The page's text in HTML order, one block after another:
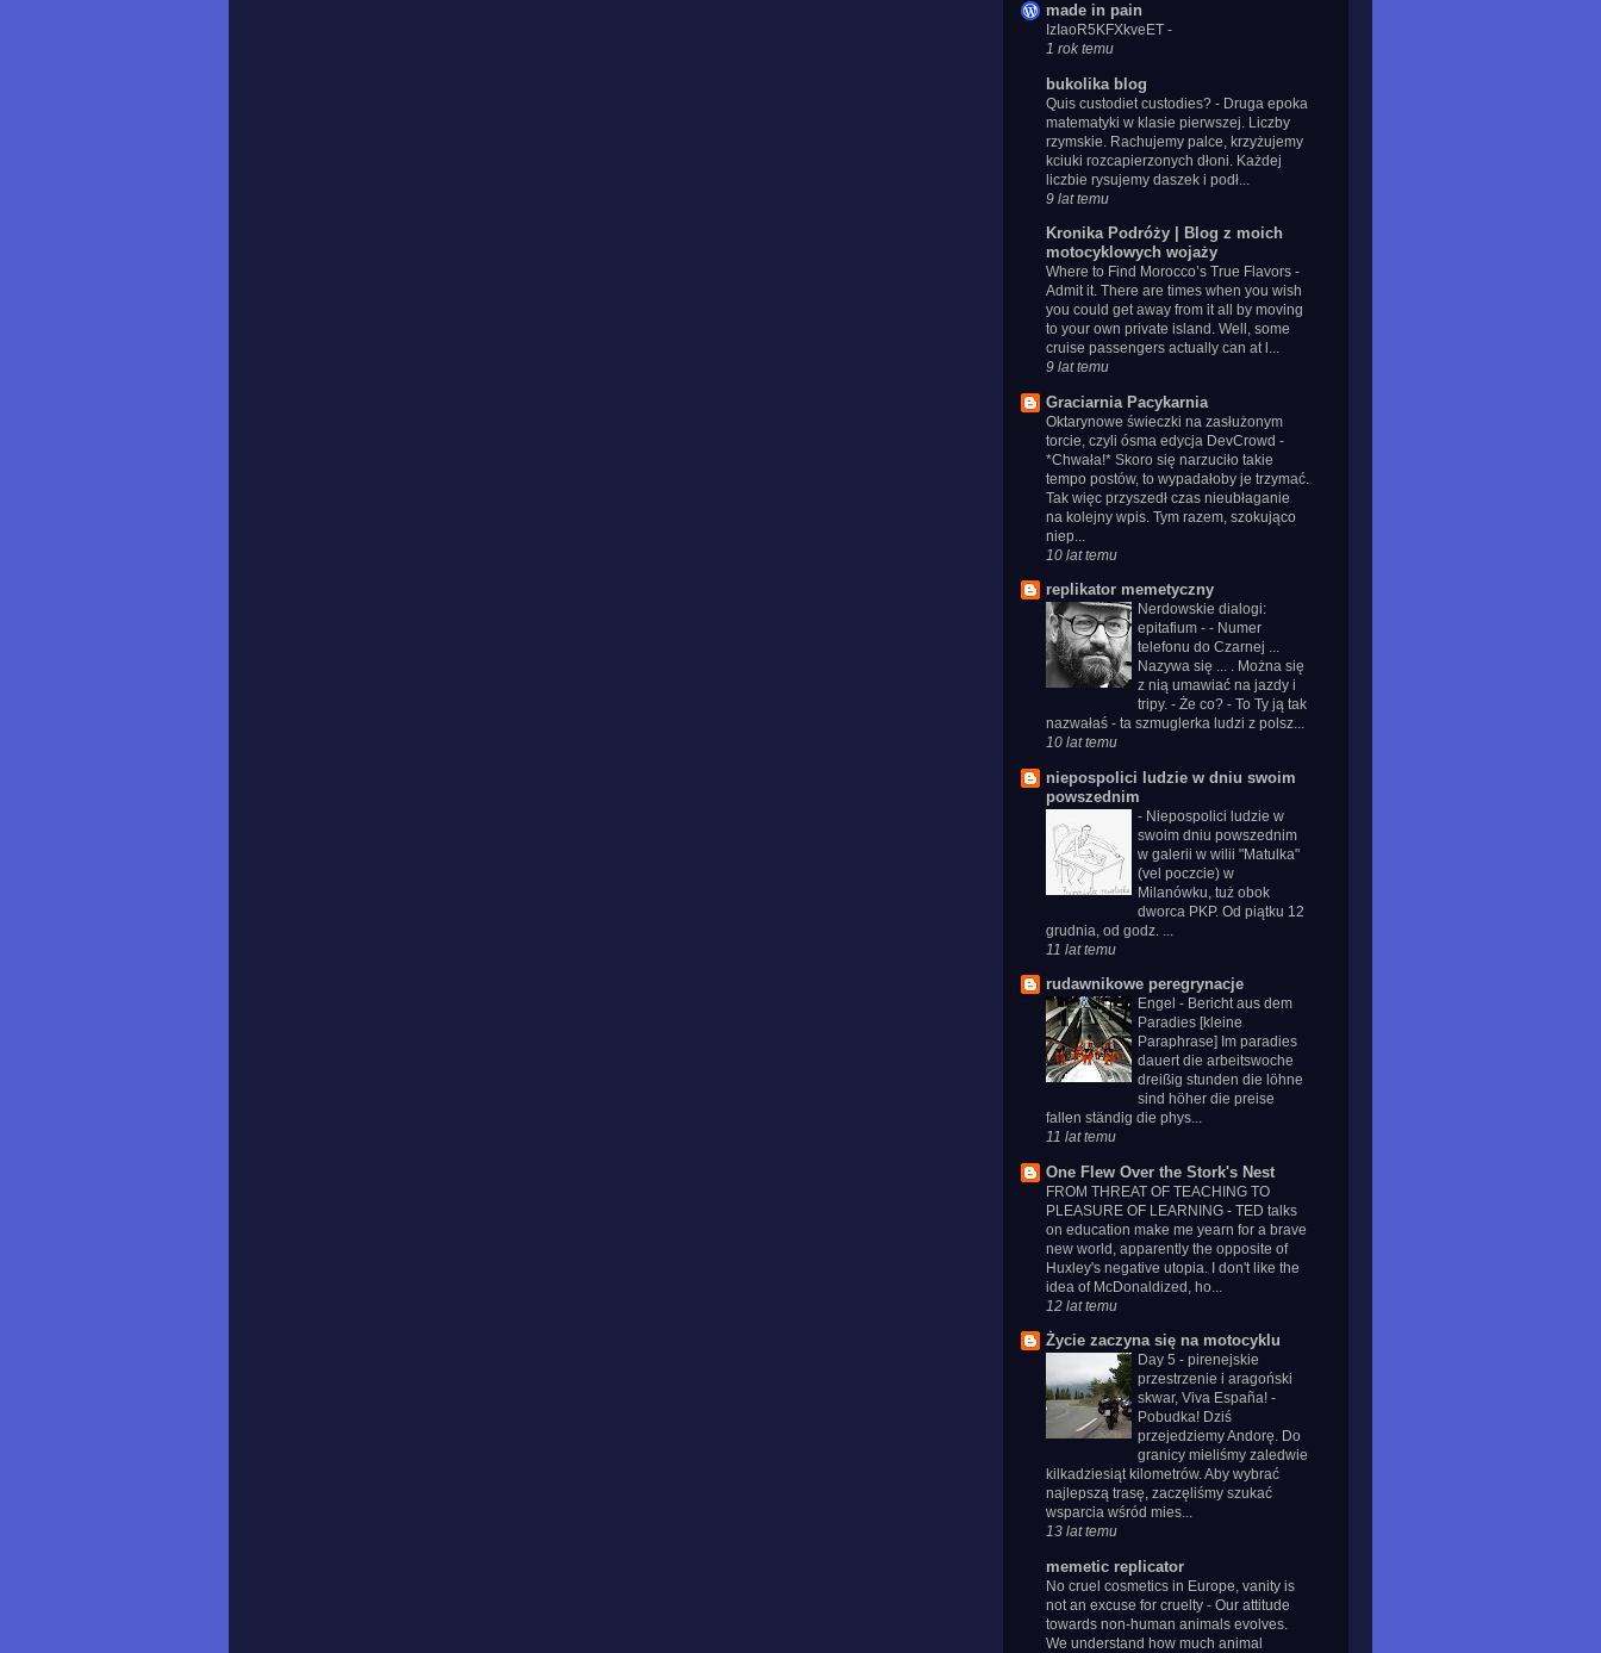
made in pain
IzIaoR5KFXkveET -
1 rok temu
bukolika blog
Quis custodiet custodies? - Druga epoka
matematyki w klasie pierwszej. Liczby
rzymskie. Rachujemy palce, krzyżujemy
kciuki rozcapierzonych dłoni. Każdej
liczbie rysujemy daszek i podł...
9 lat temu
Kronika Podróży | Blog z moich
motocyklowych wojaży
Where to Find Morocco’s True Flavors -
Admit it. There are times when you wish
you could get away from it all by moving
to your own private island. Well, some
cruise passengers actually can at l...
9 lat temu
Graciarnia Pacykarnia
Oktarynowe świeczki na zasłużonym
torcie, czyli ósma edycja DevCrowd -
*Chwała!* Skoro się narzuciło takie
tempo postów, to wypadałoby je trzymać.
Tak więc przyszedł czas nieubłaganie
na kolejny wpis. Tym razem, szokująco
niep...
10 lat temu
replikator memetyczny
Nerdowskie dialogi:
epitafium - - Numer
telefonu do Czarnej ...
Nazywa się ... . Można się
z nią umawiać na jazdy i
tripy. - Że co? - To Ty ją tak
nazwałaś - ta szmuglerka ludzi z polsz...
10 lat temu
niepospolici ludzie w dniu swoim
powszednim
- Niepospolici ludzie w
swoim dniu powszednim
w galerii w wilii "Matulka"
(vel poczcie) w
Milanówku, tuż obok
dworca PKP. Od piątku 12
grudnia, od godz. ...
11 lat temu
rudawnikowe peregrynacje
Engel - Bericht aus dem
Paradies [kleine
Paraphrase] Im paradies
dauert die arbeitswoche
dreißig stunden die löhne
sind höher die preise
fallen ständig die phys...
11 lat temu
One Flew Over the Stork's Nest
FROM THREAT OF TEACHING TO
PLEASURE OF LEARNING - TED talks
on education make me yearn for a brave
new world, apparently the opposite of
Huxley's negative utopia. I don't like the
idea of McDonaldized, ho...
12 lat temu
Życie zaczyna się na motocyklu
Day 5 - pirenejskie
przestrzenie i aragoński
skwar, Viva España! -
Pobudka! Dziś
przejedziemy Andorę. Do
granicy mieliśmy zaledwie
kilkadziesiąt kilometrów. Aby wybrać
najlepszą trasę, zaczęliśmy szukać
wsparcia wśród mies...
13 lat temu
memetic replicator
No cruel cosmetics in Europe, vanity is
not an excuse for cruelty - Our attitude
towards non-human animals evolves.
We understand how much animal